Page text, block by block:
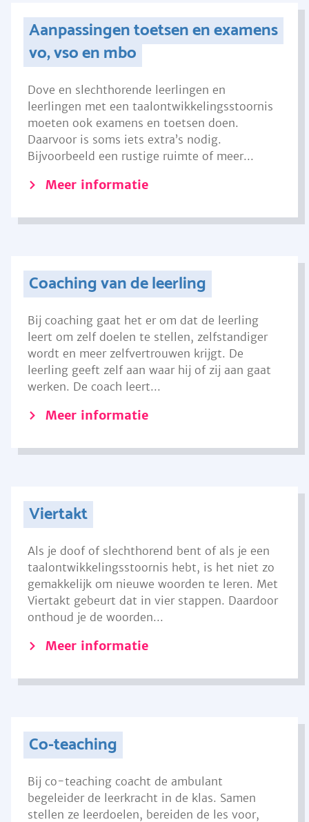
Aanpassingen toetsen en examens
vo, vso en mbo
Dove en slechthorende leerlingen en
leerlingen met een taalontwikkelingsstoornis
moeten ook examens en toetsen doen.
Daarvoor is soms iets extra’s nodig.
Bijvoorbeeld een rustige ruimte of meer...
Meer informatie
Coaching van de leerling
Bij coaching gaat het er om dat de leerling
leert om zelf doelen te stellen, zelfstandiger
wordt en meer zelfvertrouwen krijgt. De
leerling geeft zelf aan waar hij of zij aan gaat
werken. De coach leert...
Meer informatie
Viertakt
Als je doof of slechthorend bent of als je een
taalontwikkelingsstoornis hebt, is het niet zo
gemakkelijk om nieuwe woorden te leren. Met
Viertakt gebeurt dat in vier stappen. Daardoor
onthoud je de woorden...
Meer informatie
Co-teaching
Bij co-teaching coacht de ambulant
begeleider de leerkracht in de klas. Samen
stellen ze leerdoelen, bereiden de les voor,